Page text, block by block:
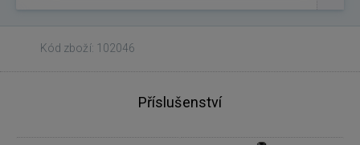
Kód zboží: 102046
Příslušenství